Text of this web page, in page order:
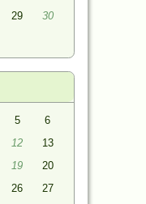
29
30
5
6
12
13
19
20
26
27